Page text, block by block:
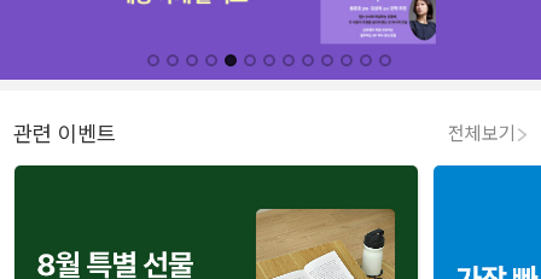
관련 이벤트 전체보기